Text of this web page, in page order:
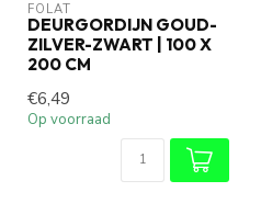
FOLAT
DEURGORDIJN GOUD-
ZILVER-ZWART | 100 X
200 CM
€6,49
Op voorraad